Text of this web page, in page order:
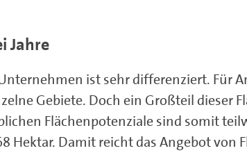
Jahre
ist sehr differenziert. Für
Gebiete. Doch ein Großteil dieser
Flächenpotenziale sind somit
Damit reicht das Angebot von